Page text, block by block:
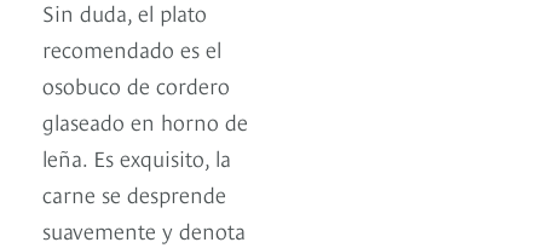
Sin duda, el plato
recomendado es el
osobuco de cordero
glaseado en horno de
leña. Es exquisito, la
carne se desprende
suavemente y denota